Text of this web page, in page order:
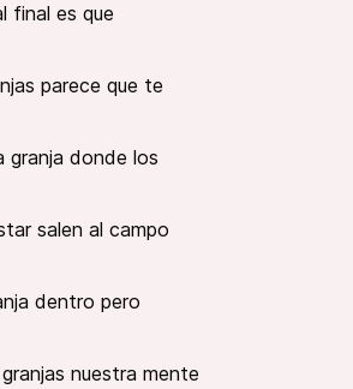
final es que
parece que te
granja donde los
salen al campo
dentro pero
nuestra mente